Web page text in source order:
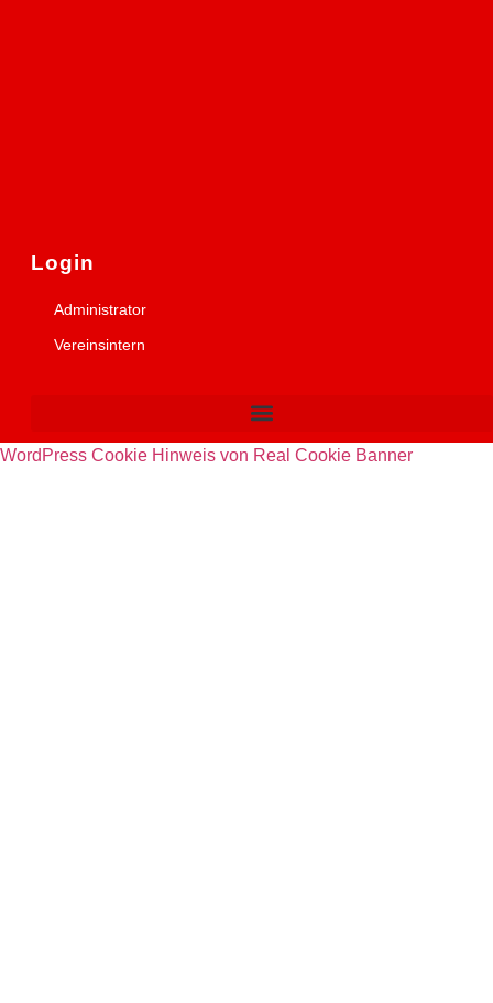
Login
Administrator
Vereinsintern
WordPress Cookie Hinweis von Real Cookie Banner